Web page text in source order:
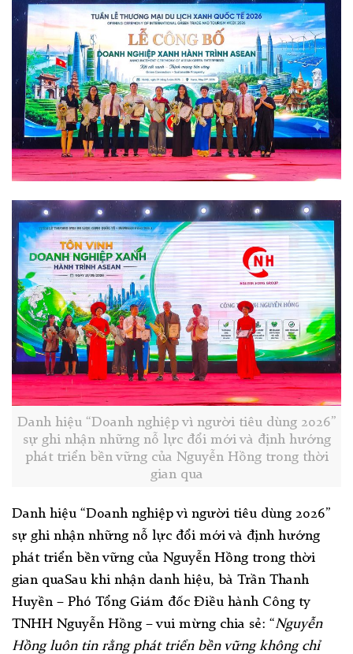
Danh hiệu “Doanh nghiệp vì người tiêu dùng 2026”
sự ghi nhận những nỗ lực đổi mới và định hướng
phát triển bền vững của Nguyễn Hồng trong thời
gian qua
Danh hiệu “Doanh nghiệp vì người tiêu dùng 2026”
sự ghi nhận những nỗ lực đổi mới và định hướng
phát triển bền vững của Nguyễn Hồng trong thời
gian quaSau khi nhận danh hiệu, bà Trần Thanh
Huyền – Phó Tổng Giám đốc Điều hành Công ty
TNHH Nguyễn Hồng – vui mừng chia sẻ: “Nguyễn
Hồng luôn tin rằng phát triển bền vững không chỉ